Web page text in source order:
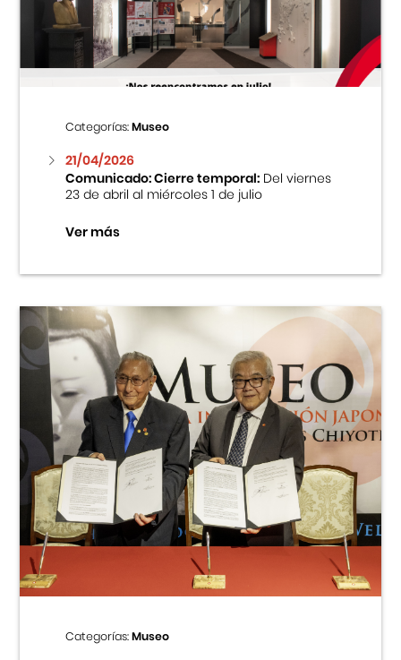
Centro Cultural Peruano Japonés
Museo de la Inmigración Japonesa
Fondo Editorial
Teatro Peruano Japonés
Categorías:Museo
21/04/2026
Comunicado: Cierre temporal:Del viernes
23 de abril al miércoles 1 de julio
Ver más
Categorías:Museo